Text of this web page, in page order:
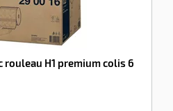
rouleau H1 premium colis 6